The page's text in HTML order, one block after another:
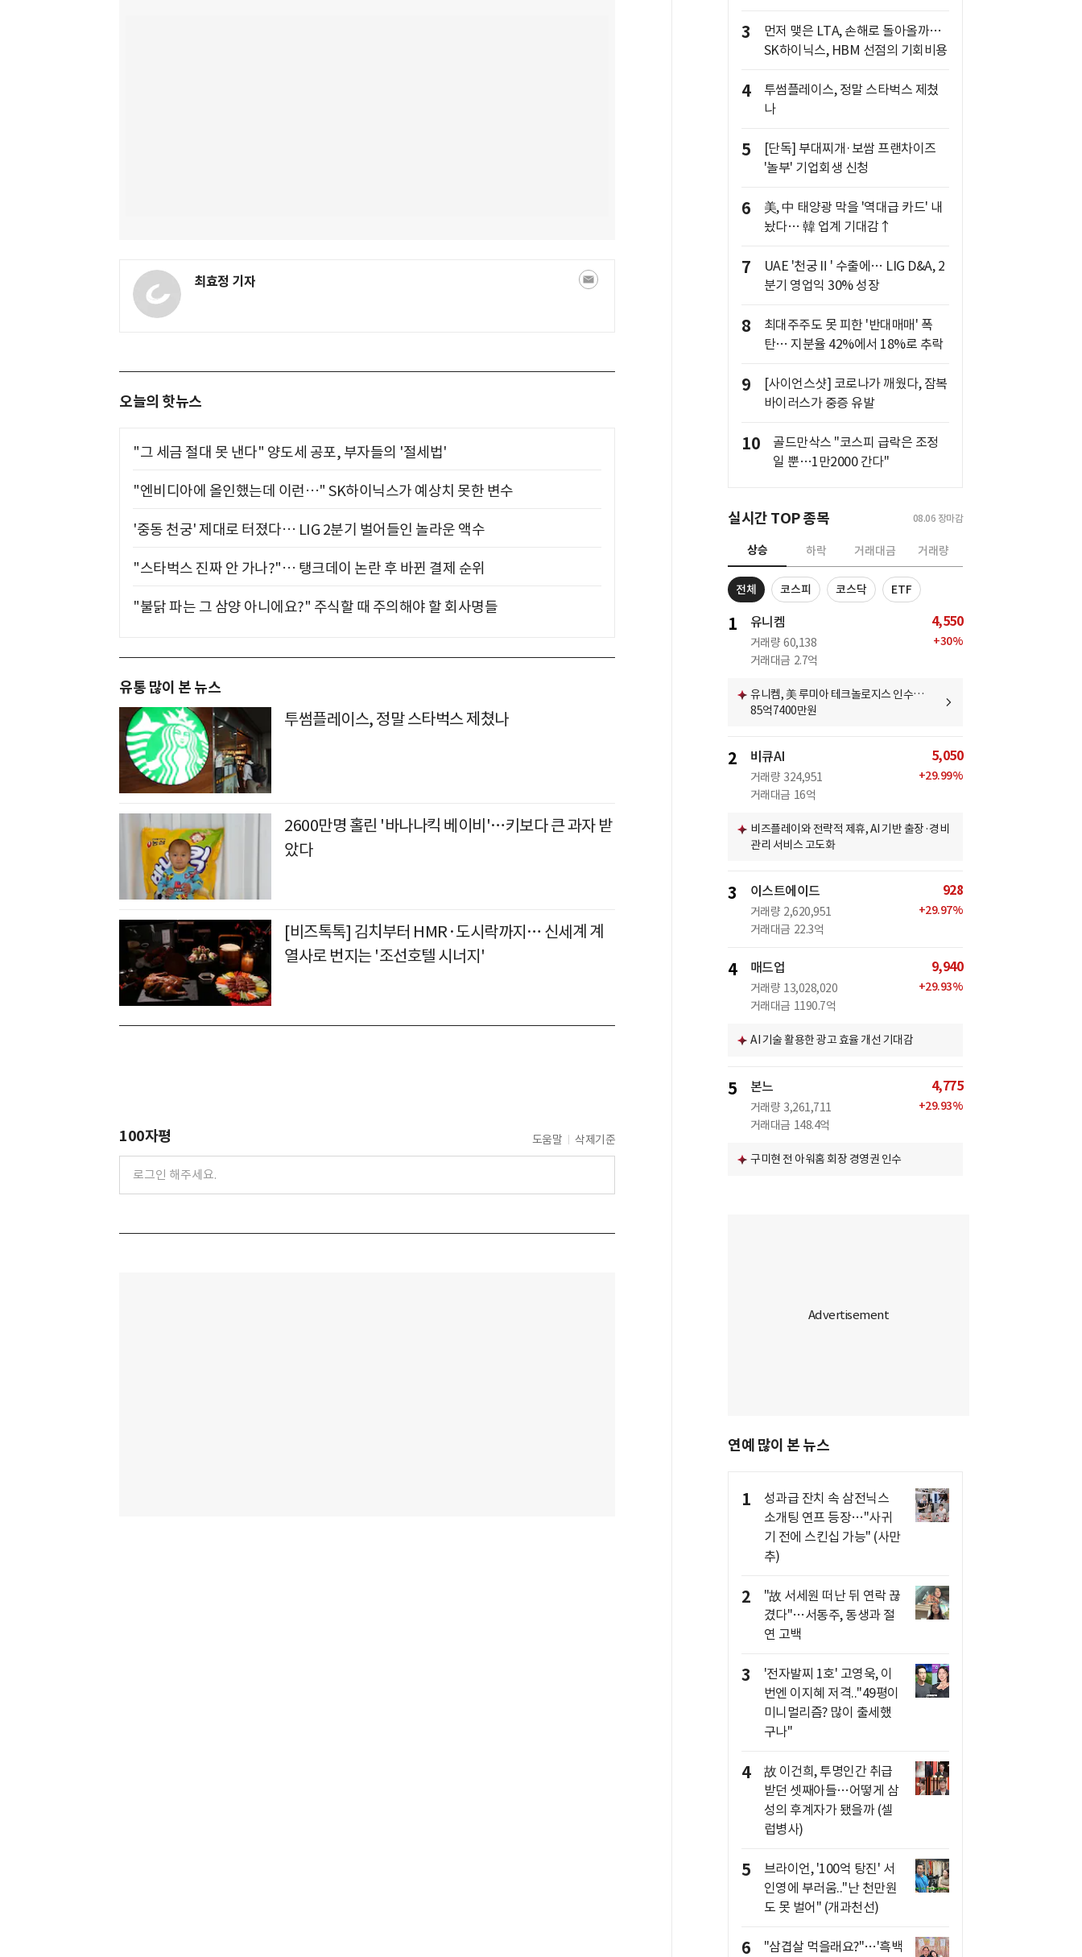
최효정 기자
오늘의 핫뉴스
"그 세금 절대 못 낸다" 양도세 공포, 부자들의 '절세법'
"엔비디아에 올인했는데 이런…" SK하이닉스가 예상치 못한 변수
'중동 천궁' 제대로 터졌다… LIG 2분기 벌어들인 놀라운 액수
"스타벅스 진짜 안 가나?"… 탱크데이 논란 후 바뀐 결제 순위
"불닭 파는 그 삼양 아니에요?" 주식할 때 주의해야 할 회사명들
유통 많이 본 뉴스
투썸플레이스, 정말 스타벅스 제쳤나
2600만명 홀린 '바나나킥 베이비'…키보다 큰 과자 받
았다
[비즈톡톡] 김치부터 HMR·도시락까지… 신세계 계
열사로 번지는 '조선호텔 시너지'
100자평 도움말 삭제기준
3
먼저 맺은 LTA, 손해로 돌아올까…
SK하이닉스, HBM 선점의 기회비용
4
투썸플레이스, 정말 스타벅스 제쳤
나
5
[단독] 부대찌개·보쌈 프랜차이즈
'놀부' 기업회생 신청
6
美, 中 태양광 막을 '역대급 카드' 내
놨다… 韓 업계 기대감↑
7
UAE '천궁Ⅱ' 수출에… LIG D&A, 2
분기 영업익 30% 성장
8
최대주주도 못 피한 '반대매매' 폭
탄… 지분율 42%에서 18%로 추락
9
[사이언스샷] 코로나가 깨웠다, 잠복
바이러스가 중증 유발
10
골드만삭스 "코스피 급락은 조정
일 뿐…1만2000 간다"
실시간 TOP 종목 08.06 장마감
상승 하락 거래대금 거래량
전체 코스피 코스닥 ETF
1 유니켐
거래량 60,138
거래대금 2.7억
4,550
+30%
유니켐, 美 루미아 테크놀로지스 인수…
85억7400만원
2 비큐AI
거래량 324,951
거래대금 16억
5,050
+29.99%
비즈플레이와 전략적 제휴, AI 기반 출장·경비
관리 서비스 고도화
3 이스트에이드
거래량 2,620,951
거래대금 22.3억
928
+29.97%
4 매드업
거래량 13,028,020
거래대금 1190.7억
9,940
+29.93%
AI 기술 활용한 광고 효율 개선 기대감
5 본느
거래량 3,261,711
거래대금 148.4억
4,775
+29.93%
구미현 전 아워홈 회장 경영권 인수
연예 많이 본 뉴스
1
성과급 잔치 속 삼전닉스
소개팅 연프 등장…"사귀
기 전에 스킨십 가능" (사만
추)
2
"故 서세원 떠난 뒤 연락 끊
겼다"…서동주, 동생과 절
연 고백
3
'전자발찌 1호' 고영욱, 이
번엔 이지혜 저격.."49평이
미니멀리즘? 많이 출세했
구나"
4
故 이건희, 투명인간 취급
받던 셋째아들…어떻게 삼
성의 후계자가 됐을까 (셀
럽병사)
5
브라이언, '100억 탕진' 서
인영에 부러움.."난 천만원
도 못 벌어" (개과천선)
6 "삼겹살 먹을래요?"…'흑백